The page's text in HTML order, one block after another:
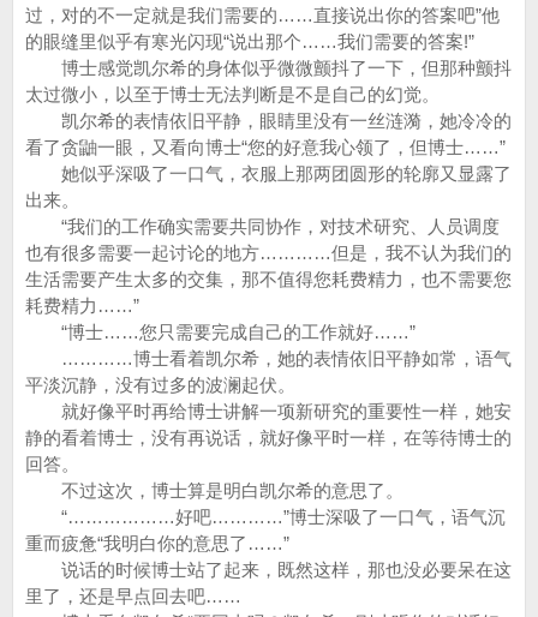
过，对的不一定就是我们需要的……直接说出你的答案吧”他
的眼缝里似乎有寒光闪现“说出那个……我们需要的答案!”
博士感觉凯尔希的身体似乎微微颤抖了一下，但那种颤抖
太过微小，以至于博士无法判断是不是自己的幻觉。
凯尔希的表情依旧平静，眼睛里没有一丝涟漪，她冷冷的
看了贪鼬一眼，又看向博士“您的好意我心领了，但博士……”
她似乎深吸了一口气，衣服上那两团圆形的轮廓又显露了
出来。
“我们的工作确实需要共同协作，对技术研究、人员调度
也有很多需要一起讨论的地方…………但是，我不认为我们的
生活需要产生太多的交集，那不值得您耗费精力，也不需要您
耗费精力……”
“博士……您只需要完成自己的工作就好……”
…………博士看着凯尔希，她的表情依旧平静如常，语气
平淡沉静，没有过多的波澜起伏。
就好像平时再给博士讲解一项新研究的重要性一样，她安
静的看着博士，没有再说话，就好像平时一样，在等待博士的
回答。
不过这次，博士算是明白凯尔希的意思了。
“………………好吧…………”博士深吸了一口气，语气沉
重而疲惫“我明白你的意思了……”
说话的时候博士站了起来，既然这样，那也没必要呆在这
里了，还是早点回去吧……